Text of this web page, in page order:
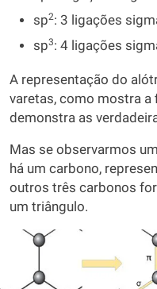
sp2: 3 ligações
sp3: 4 ligações
A representação do
varetas, como mostra a
demonstra as
Mas se observarmos
há um carbono,
outros três carbonos
um triângulo.